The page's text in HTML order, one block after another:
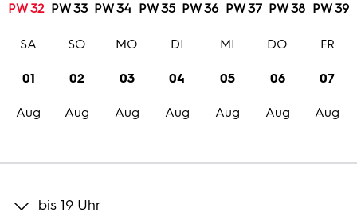
Programm
Trailer
Bilder
PW 32 PW 33 PW 34 PW 35 PW 36 PW 37 PW 38 PW 39
01
Aug
SA
02
Aug
SO
03
Aug
MO
04
Aug
DI
05
Aug
MI
06
Aug
DO
07
Aug
FR
bis 19 Uhr